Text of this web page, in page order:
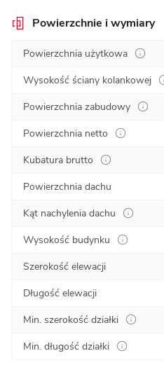
Powierzchnie i wymiary
Powierzchnia użytkowa
Wysokość ściany kolankowej
Powierzchnia zabudowy
Powierzchnia netto
Kubatura brutto
Powierzchnia dachu
Kąt nachylenia dachu
Wysokość budynku
Szerokość elewacji
Długość elewacji
Min. szerokość działki
Min. długość działki